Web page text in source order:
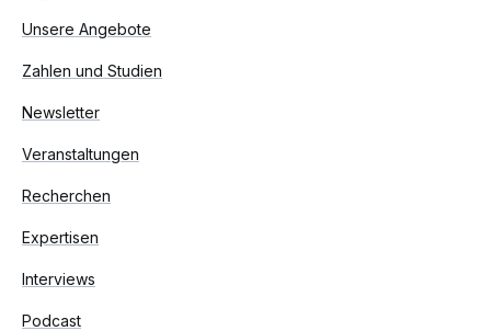
Unsere Angebote
Zahlen und Studien
Newsletter
Veranstaltungen
Recherchen
Expertisen
Interviews
Podcast